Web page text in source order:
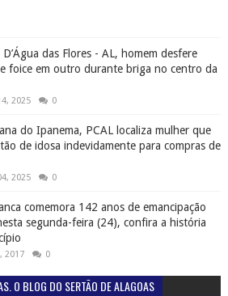
D’Água das Flores - AL, homem desfere
foice em outro durante briga no centro da
2025 0
do Ipanema, PCAL localiza mulher que
de idosa indevidamente para compras de
2025 0
comemora 142 anos de emancipação
segunda-feira (24), confira a história
2017 0
O BLOG DO SERTÃO DE ALAGOAS